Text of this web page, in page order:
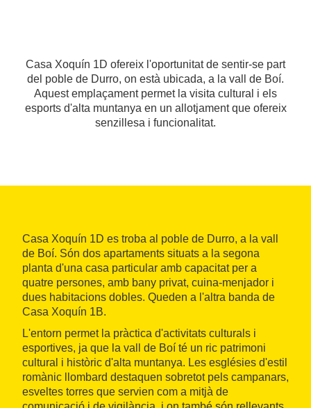
Casa Xoquín 1D ofereix l'oportunitat de sentir-se part
del poble de Durro, on està ubicada, a la vall de Boí.
Aquest emplaçament permet la visita cultural i els
esports d'alta muntanya en un allotjament que ofereix
senzillesa i funcionalitat.
Casa Xoquín 1D es troba al poble de Durro, a la vall
de Boí. Són dos apartaments situats a la segona
planta d'una casa particular amb capacitat per a
quatre persones, amb bany privat, cuina-menjador i
dues habitacions dobles. Queden a l'altra banda de
Casa Xoquín 1B.
L'entorn permet la pràctica d'activitats culturals i
esportives, ja que la vall de Boí té un ric patrimoni
cultural i històric d'alta muntanya. Les esglésies d'estil
romànic llombard destaquen sobretot pels campanars,
esveltes torres que servien com a mitjà de